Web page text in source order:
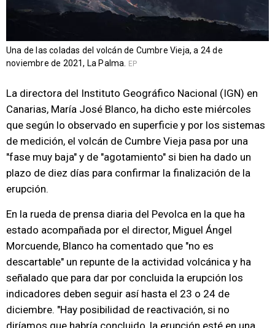
Una de las coladas del volcán de Cumbre Vieja, a 24 de
noviembre de 2021, La Palma.
EP
La directora del Instituto Geográfico Nacional (IGN) en
Canarias, María José Blanco, ha dicho este miércoles
que según lo observado en superficie y por los sistemas
de medición, el volcán de Cumbre Vieja pasa por una
"fase muy baja" y de "agotamiento" si bien ha dado un
plazo de diez días para confirmar la finalización de la
erupción.
En la rueda de prensa diaria del Pevolca en la que ha
estado acompañada por el director, Miguel Ángel
Morcuende, Blanco ha comentado que "no es
descartable" un repunte de la actividad volcánica y ha
señalado que para dar por concluida la erupción los
indicadores deben seguir así hasta el 23 o 24 de
diciembre. "Hay posibilidad de reactivación, si no